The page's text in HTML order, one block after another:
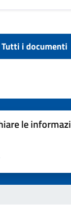
Tutti i documenti
le
5 stelle su 5
stelle su 5
su 5
5